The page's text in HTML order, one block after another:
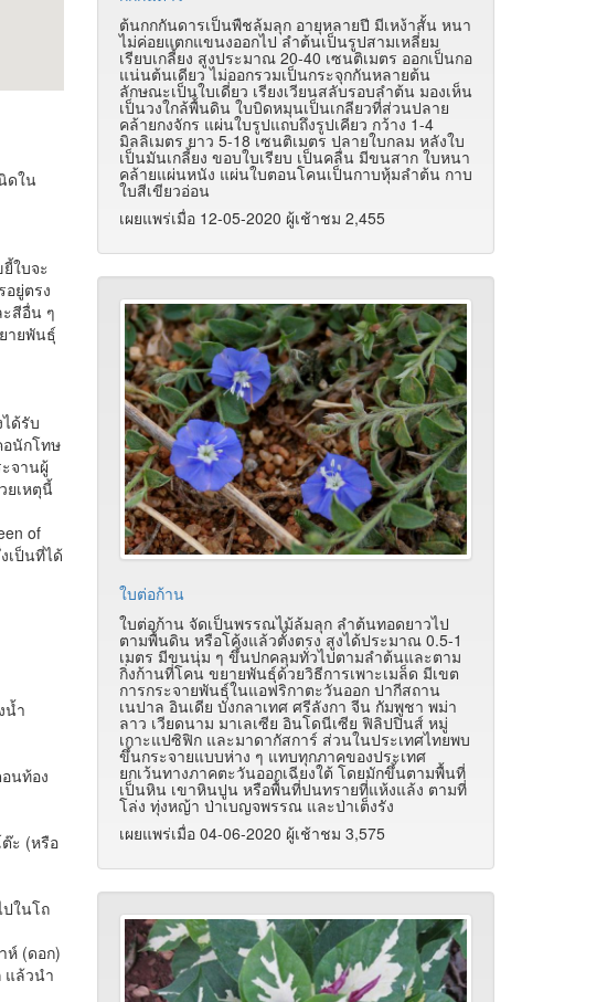
ดใน
ใบจะ
ยู่ตรง
สีอื่น ๆ
ายพันธุ์
ด้รับ
อนักโทษ
จานผู้
ยเหตุนี้
of
เป็นที่ได้
น้ำ
นท้อง
ะ (หรือ
ในโถ
ห์ (ดอก)
แล้วนำ
ต้นกกกันดารเป็นพืชล้มลุก อายุหลายปี มีเหง้าสั้น หนา
ไม่ค่อยแตกแขนงออกไป ลำต้นเป็นรูปสามเหลี่ยม
เรียบเกลี้ยง สูงประมาณ 20-40 เซนติเมตร ออกเป็นกอ
แน่นต้นเดียว ไม่ออกรวมเป็นกระจุกกันหลายต้น
ลักษณะเป็นใบเดี่ยว เรียงเวียนสลับรอบลำต้น มองเห็น
เป็นวงใกล้พื้นดิน ใบบิดหมุนเป็นเกลียวที่ส่วนปลาย
คล้ายกงจักร แผ่นใบรูปแถบถึงรูปเคียว กว้าง 1-4
มิลลิเมตร ยาว 5-18 เซนติเมตร ปลายใบกลม หลังใบ
เป็นมันเกลี้ยง ขอบใบเรียบ เป็นคลื่น มีขนสาก ใบหนา
คล้ายแผ่นหนัง แผ่นใบตอนโคนเป็นกาบหุ้มลำต้น กาบ
ใบสีเขียวอ่อน
เผยแพร่เมื่อ 12-05-2020 ผู้เช้าชม 2,455
ใบต่อก้าน
ใบต่อก้าน จัดเป็นพรรณไม้ล้มลุก ลำต้นทอดยาวไป
ตามพื้นดิน หรือโค้งแล้วตั้งตรง สูงได้ประมาณ 0.5-1
เมตร มีขนนุ่ม ๆ ขึ้นปกคลุมทั่วไปตามลำต้นและตาม
กิ่งก้านที่โคน ขยายพันธุ์ด้วยวิธีการเพาะเมล็ด มีเขต
การกระจายพันธุ์ในแอฟริกาตะวันออก ปากีสถาน
เนปาล อินเดีย บังกลาเทศ ศรีลังกา จีน กัมพูชา พม่า
ลาว เวียดนาม มาเลเซีย อินโดนีเซีย ฟิลิปปินส์ หมู่
เกาะแปซิฟิก และมาดากัสการ์ ส่วนในประเทศไทยพบ
ขึ้นกระจายแบบห่าง ๆ แทบทุกภาคของประเทศ
ยกเว้นทางภาคตะวันออกเฉียงใต้ โดยมักขึ้นตามพื้นที่
เป็นหิน เขาหินปูน หรือพื้นที่ปนทรายที่แห้งแล้ง ตามที่
โล่ง ทุ่งหญ้า ป่าเบญจพรรณ และป่าเต็งรัง
เผยแพร่เมื่อ 04-06-2020 ผู้เช้าชม 3,575